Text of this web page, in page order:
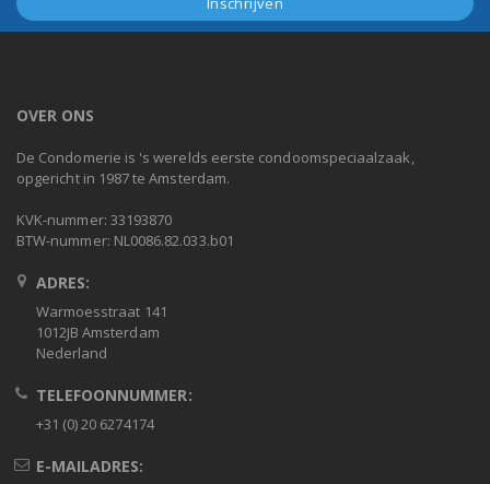
OVER ONS
De Condomerie is 's werelds eerste condoomspeciaalzaak,
opgericht in 1987 te Amsterdam.
KVK-nummer: 33193870
BTW-nummer: NL0086.82.033.b01
ADRES:
Warmoesstraat 141
1012JB Amsterdam
Nederland
TELEFOONNUMMER:
+31 (0) 20 6274174
E-MAILADRES: